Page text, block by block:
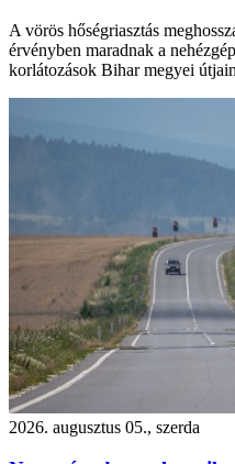
A vörös hőségriasztás
érvényben maradnak a
korlátozások Bihar megyei
2026. augusztus 05., szerda